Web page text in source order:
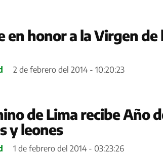
en honor a la Virgen
2 de febrero del 2014 - 10:20:23
de Lima recibe Año
y leones
1 de febrero del 2014 - 03:23:26